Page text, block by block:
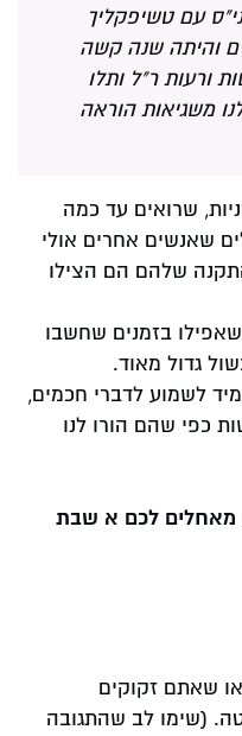
עם טשיפקליך
והיתה שנה קשה
ורעות ר"ל ותלו
משגיאות הוראה
שרואים עד כמה
שאנשים אחרים אולי
שלהם הם הצילו
בזמנים שחשבו
גדול מאוד.
לשמוע לדברי חכמים,
כפי שהם הורו לנו
מאחלים לכם א שבת
שאתם זקוקים
(שימו לב שהתגובה